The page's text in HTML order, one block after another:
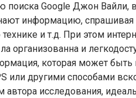
поиска Google Джон Вайли,
информацию, спрашивая
и т.д. При этом
организованна и
которая может
или другими способами
автора исследования,